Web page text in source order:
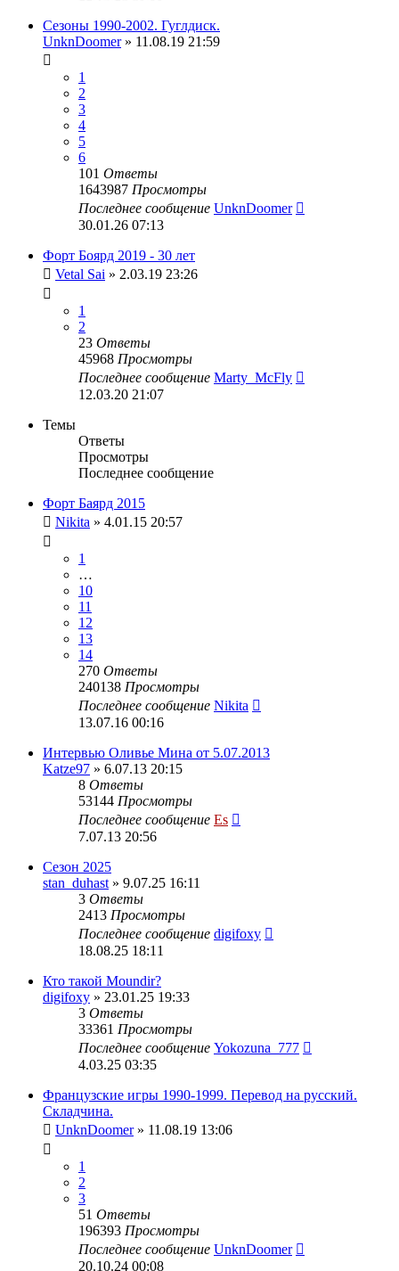
Сезоны 1990-2002. Гуглдиск.
UnknDoomer» 11.08.19 21:59
1
2
3
4
5
6
101 Ответы
1643987 Просмотры
Последнее сообщение UnknDoomer
30.01.26 07:13
Форт Боярд 2019 - 30 лет
Vetal Sai » 2.03.19 23:26
1
2
23 Ответы
45968 Просмотры
Последнее сообщение Marty_McFly
12.03.20 21:07
Темы
Ответы
Просмотры
Последнее сообщение
Форт Баярд 2015
Nikita » 4.01.15 20:57
1
…
10
11
12
13
14
270 Ответы
240138 Просмотры
Последнее сообщение Nikita
13.07.16 00:16
Интервью Оливье Мина от 5.07.2013
Katze97 » 6.07.13 20:15
8 Ответы
53144 Просмотры
Последнее сообщение Es
7.07.13 20:56
Сезон 2025
stan_duhast » 9.07.25 16:11
3 Ответы
2413 Просмотры
Последнее сообщение digifoxy
18.08.25 18:11
Кто такой Moundir?
digifoxy » 23.01.25 19:33
3 Ответы
33361 Просмотры
Последнее сообщение Yokozuna_777
4.03.25 03:35
Французские игры 1990-1999. Перевод на русский.
Складчина.
UnknDoomer» 11.08.19 13:06
1
2
3
51 Ответы
196393 Просмотры
Последнее сообщение UnknDoomer
20.10.24 00:08